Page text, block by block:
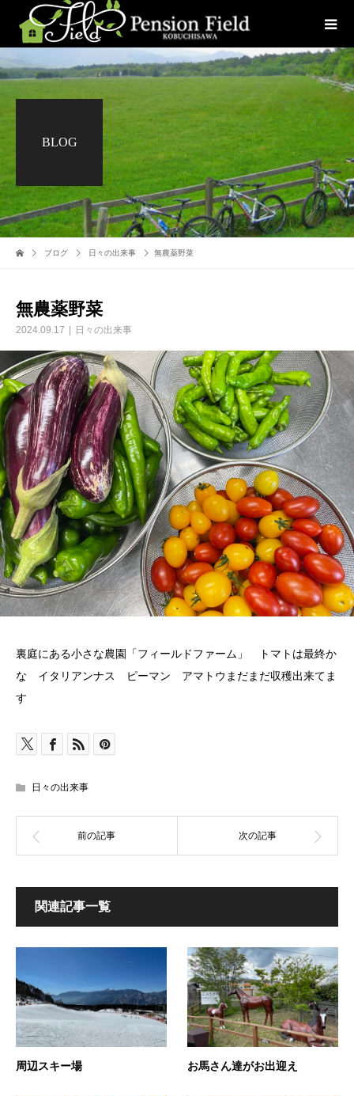
BLOG
ブログ 日々の出来事 無農薬野菜
無農薬野菜
2024.09.17 日々の出来事
裏庭にある小さな農園「フィールドファーム」 トマトは最終か
な イタリアンナス ピーマン アマトウまだまだ収穫出来てま
す
日々の出来事
関連記事一覧
周辺スキー場 お馬さん達がお出迎え